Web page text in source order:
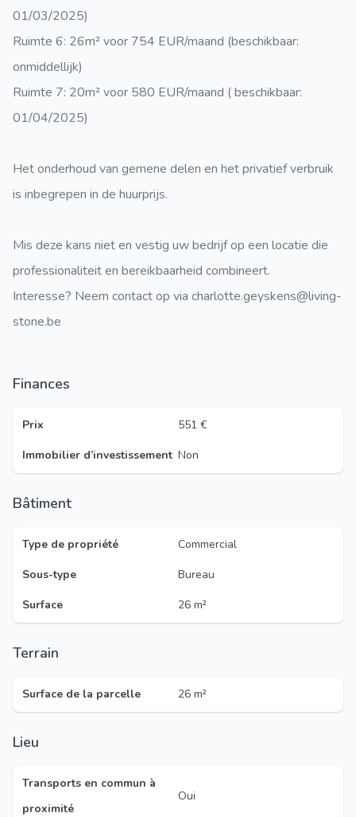
01/03/2025)
Ruimte 6: 26m² voor 754 EUR/maand (beschikbaar:
onmiddellijk)
Ruimte 7: 20m² voor 580 EUR/maand ( beschikbaar:
01/04/2025)
Het onderhoud van gemene delen en het privatief verbruik
is inbegrepen in de huurprijs.
Mis deze kans niet en vestig uw bedrijf op een locatie die
professionaliteit en bereikbaarheid combineert.
Interesse? Neem contact op via charlotte.geyskens@living-
stone.be
Finances
Prix
551 €
Immobilier d’investissement Non
Bâtiment
Type de propriété
Commercial
Sous-type
Bureau
Surface
26 m²
Terrain
Surface de la parcelle 26 m²
Lieu
Transports en commun à
proximité
Oui